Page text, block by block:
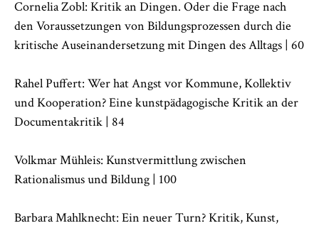
Cornelia Zobl: Kritik an Dingen. Oder die Frage nach
den Voraussetzungen von Bildungsprozessen durch die
kritische Auseinandersetzung mit Dingen des Alltags | 60
Rahel Puffert: Wer hat Angst vor Kommune, Kollektiv
und Kooperation? Eine kunstpädagogische Kritik an der
Documentakritik | 84
Volkmar Mühleis: Kunstvermittlung zwischen
Rationalismus und Bildung | 100
Barbara Mahlknecht: Ein neuer Turn? Kritik, Kunst,